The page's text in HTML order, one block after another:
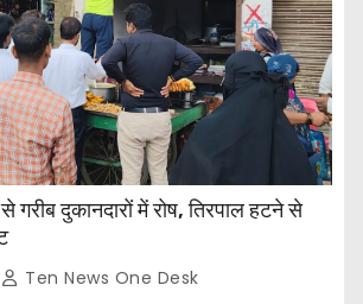
गरीब दुकानदारों में रोष, तिरपाल हटने से
Ten News One Desk